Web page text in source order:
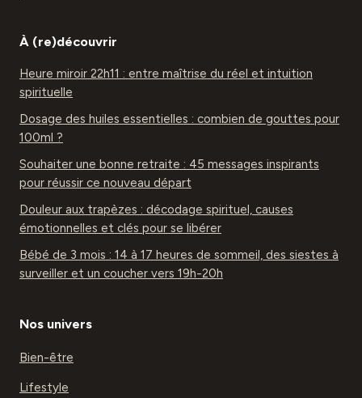
À (re)découvrir
Heure miroir 22h11 : entre maîtrise du réel et intuition
spirituelle
Dosage des huiles essentielles : combien de gouttes pour
100ml ?
Souhaiter une bonne retraite : 45 messages inspirants
pour réussir ce nouveau départ
Douleur aux trapèzes : décodage spirituel, causes
émotionnelles et clés pour se libérer
Bébé de 3 mois : 14 à 17 heures de sommeil, des siestes à
surveiller et un coucher vers 19h-20h
Nos univers
Bien-être
Lifestyle